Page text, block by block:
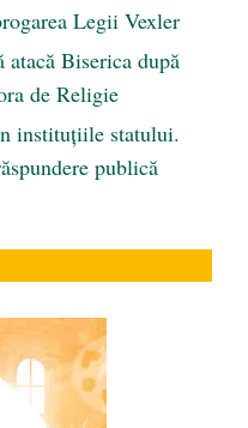
Legii Vexler
Biserica după
de Religie
instituțiile statului.
publică